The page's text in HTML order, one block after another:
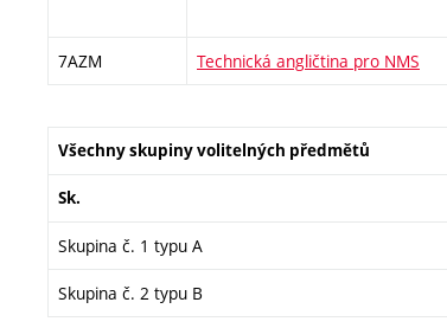
7AZM Technická angličtina pro NMS
Všechny skupiny volitelných předmětů
Sk.
Skupina č. 1 typu A
Skupina č. 2 typu B